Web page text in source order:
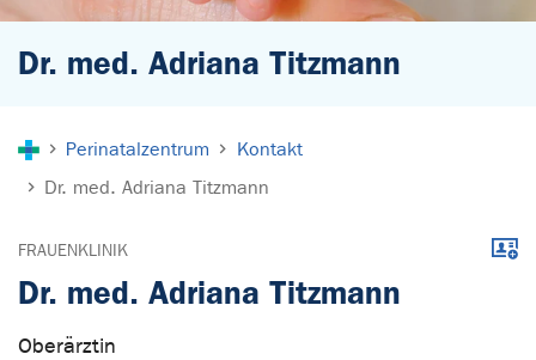
Dr. med. Adriana Titzmann
Perinatalzentrum
Kontakt
Dr. med. Adriana Titzmann
FRAUENKLINIK
Dr. med. Adriana Titzmann
Oberärztin